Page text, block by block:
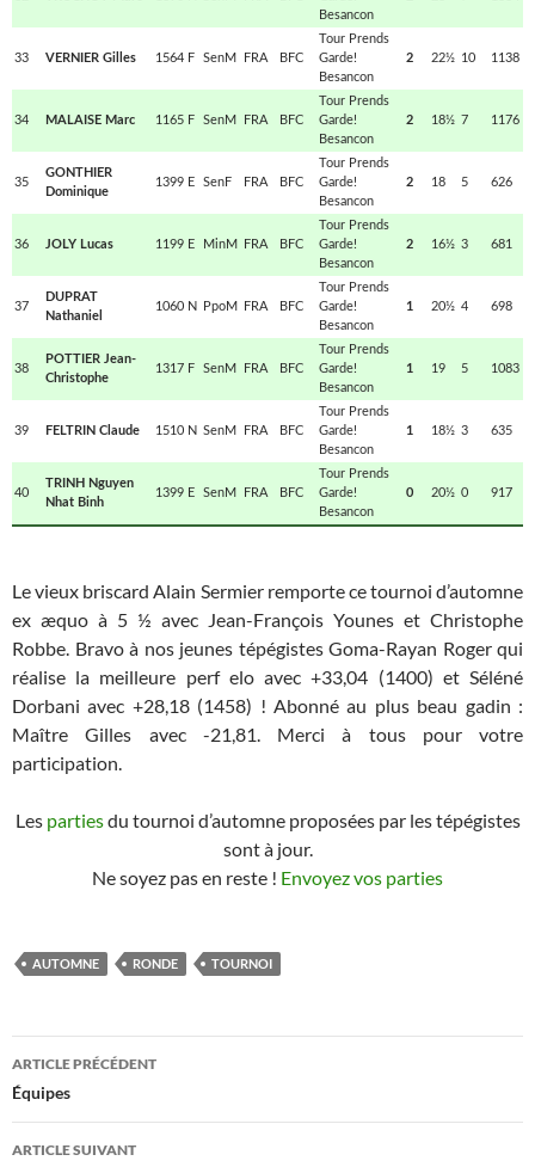
Le vieux briscard Alain Sermier remporte ce tournoi d’automne
ex æquo à 5 ½ avec Jean-François Younes et Christophe
Robbe. Bravo à nos jeunes tépégistes Goma-Rayan Roger qui
réalise la meilleure perf elo avec +33,04 (1400) et Séléné
Dorbani avec +28,18 (1458) ! Abonné au plus beau gadin :
Maître Gilles avec -21,81. Merci à tous pour votre
participation.
Les partiesdu tournoi d’automne proposées par les tépégistes
sont à jour.
Ne soyez pas en reste ! Envoyez vos parties
AUTOMNE RONDE TOURNOI
Navigation
des
articles
ARTICLE PRÉCÉDENT
Équipes
ARTICLE SUIVANT